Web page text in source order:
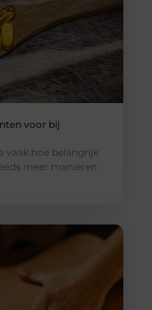
voor bij
vaak hoe belangrijk
meer manieren